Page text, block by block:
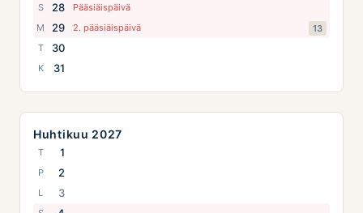
S 28
Pääsiäispäivä
M
29 2. pääsiäispäivä
13
T
30
K 31
Huhtikuu 2027
T 1
P 2
L 3